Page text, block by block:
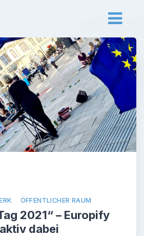
ÖFFENTLICHER RAUM
2021“ – Europify
aktiv dabei